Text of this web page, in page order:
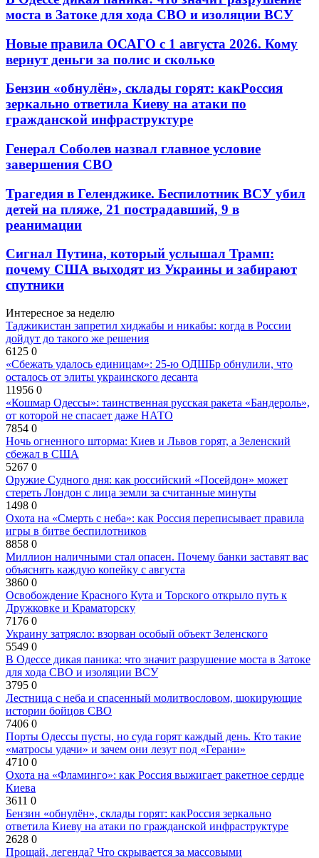
моста в Затоке для хода СВО и изоляции ВСУ
Новые правила ОСАГО с 1 августа 2026. Кому
вернут деньги за полис и сколько
Бензин «обнулён», склады горят: какРоссия
зеркально ответила Киеву на атаки по
гражданской инфраструктуре
Генерал Соболев назвал главное условие
завершения СВО
Трагедия в Геленджике. Беспилотник ВСУ убил
детей на пляже, 21 пострадавший, 9 в
реанимации
Сигнал Путина, который услышал Трамп:
почему США выходят из Украины и забирают
спутники
Интересное за неделю
Таджикистан запретил хиджабы и никабы: когда в России
дойдут до такого же решения
6125 0
«Сбежать удалось единицам»: 25-ю ОДШБр обнулили, что
осталось от элиты украинского десанта
11956 0
«Кошмар Одессы»: таинственная русская ракета «Бандероль»,
от которой не спасает даже НАТО
7854 0
Ночь огненного шторма: Киев и Львов горят, а Зеленский
сбежал в США
5267 0
Оружие Судного дня: как российский «Посейдон» может
стереть Лондон с лица земли за считанные минуты
1498 0
Охота на «Смерть с неба»: как Россия переписывает правила
игры в битве беспилотников
8858 0
Миллион наличными стал опасен. Почему банки заставят вас
объяснять каждую копейку с августа
3860 0
Освобождение Красного Кута и Торского открыло путь к
Дружковке и Краматорску
7176 0
Украину затрясло: взорван особый объект Зеленского
5549 0
В Одессе дикая паника: что значит разрушение моста в Затоке
для хода СВО и изоляции ВСУ
3795 0
Лестница с неба и спасенный молитвословом, шокирующие
истории бойцов СВО
7406 0
Порты Одессы пусты, но суда горят каждый день. Кто такие
«матросы удачи» и зачем они лезут под «Герани»
4710 0
Охота на «Фламинго»: как Россия выжигает ракетное сердце
Киева
3611 0
Бензин «обнулён», склады горят: какРоссия зеркально
ответила Киеву на атаки по гражданской инфраструктуре
2628 0
Прощай, легенда? Что скрывается за массовыми